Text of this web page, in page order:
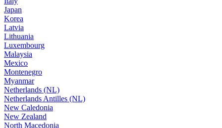
Japan
Korea
Latvia
Lithuania
Luxembourg
Malaysia
Mexico
Montenegro
Myanmar
Netherlands (NL)
Netherlands Antilles (NL)
New Caledonia
New Zealand
North Macedonia